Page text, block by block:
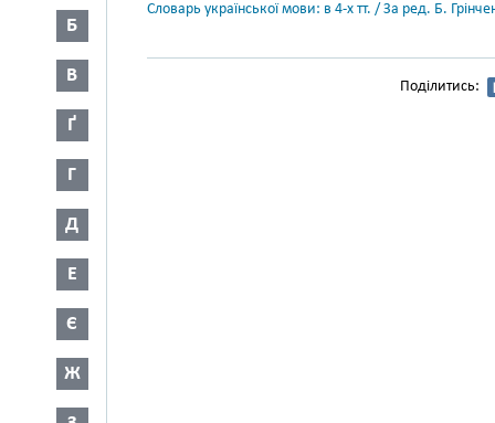
Б
В
Ґ
Г
Д
Е
Є
Ж
Словарь української мови: в 4-х тт. / За ред. Б.
Поділитись: